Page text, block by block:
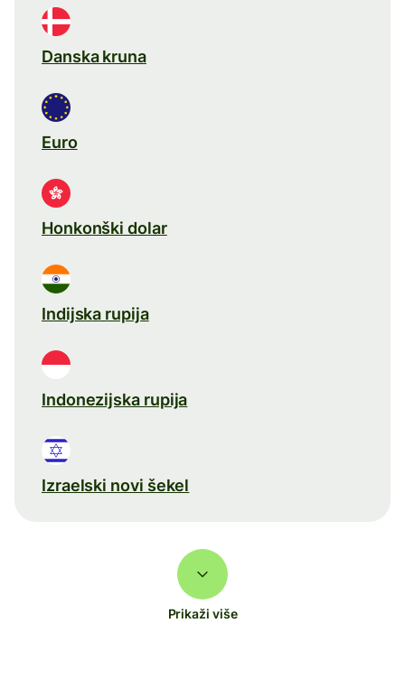
Danska kruna
Euro
Honkonški dolar
Indijska rupija
Indonezijska rupija
Izraelski novi šekel
Prikaži više